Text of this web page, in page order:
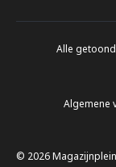
Alle
Algemene
© 2026 Magazijnplein